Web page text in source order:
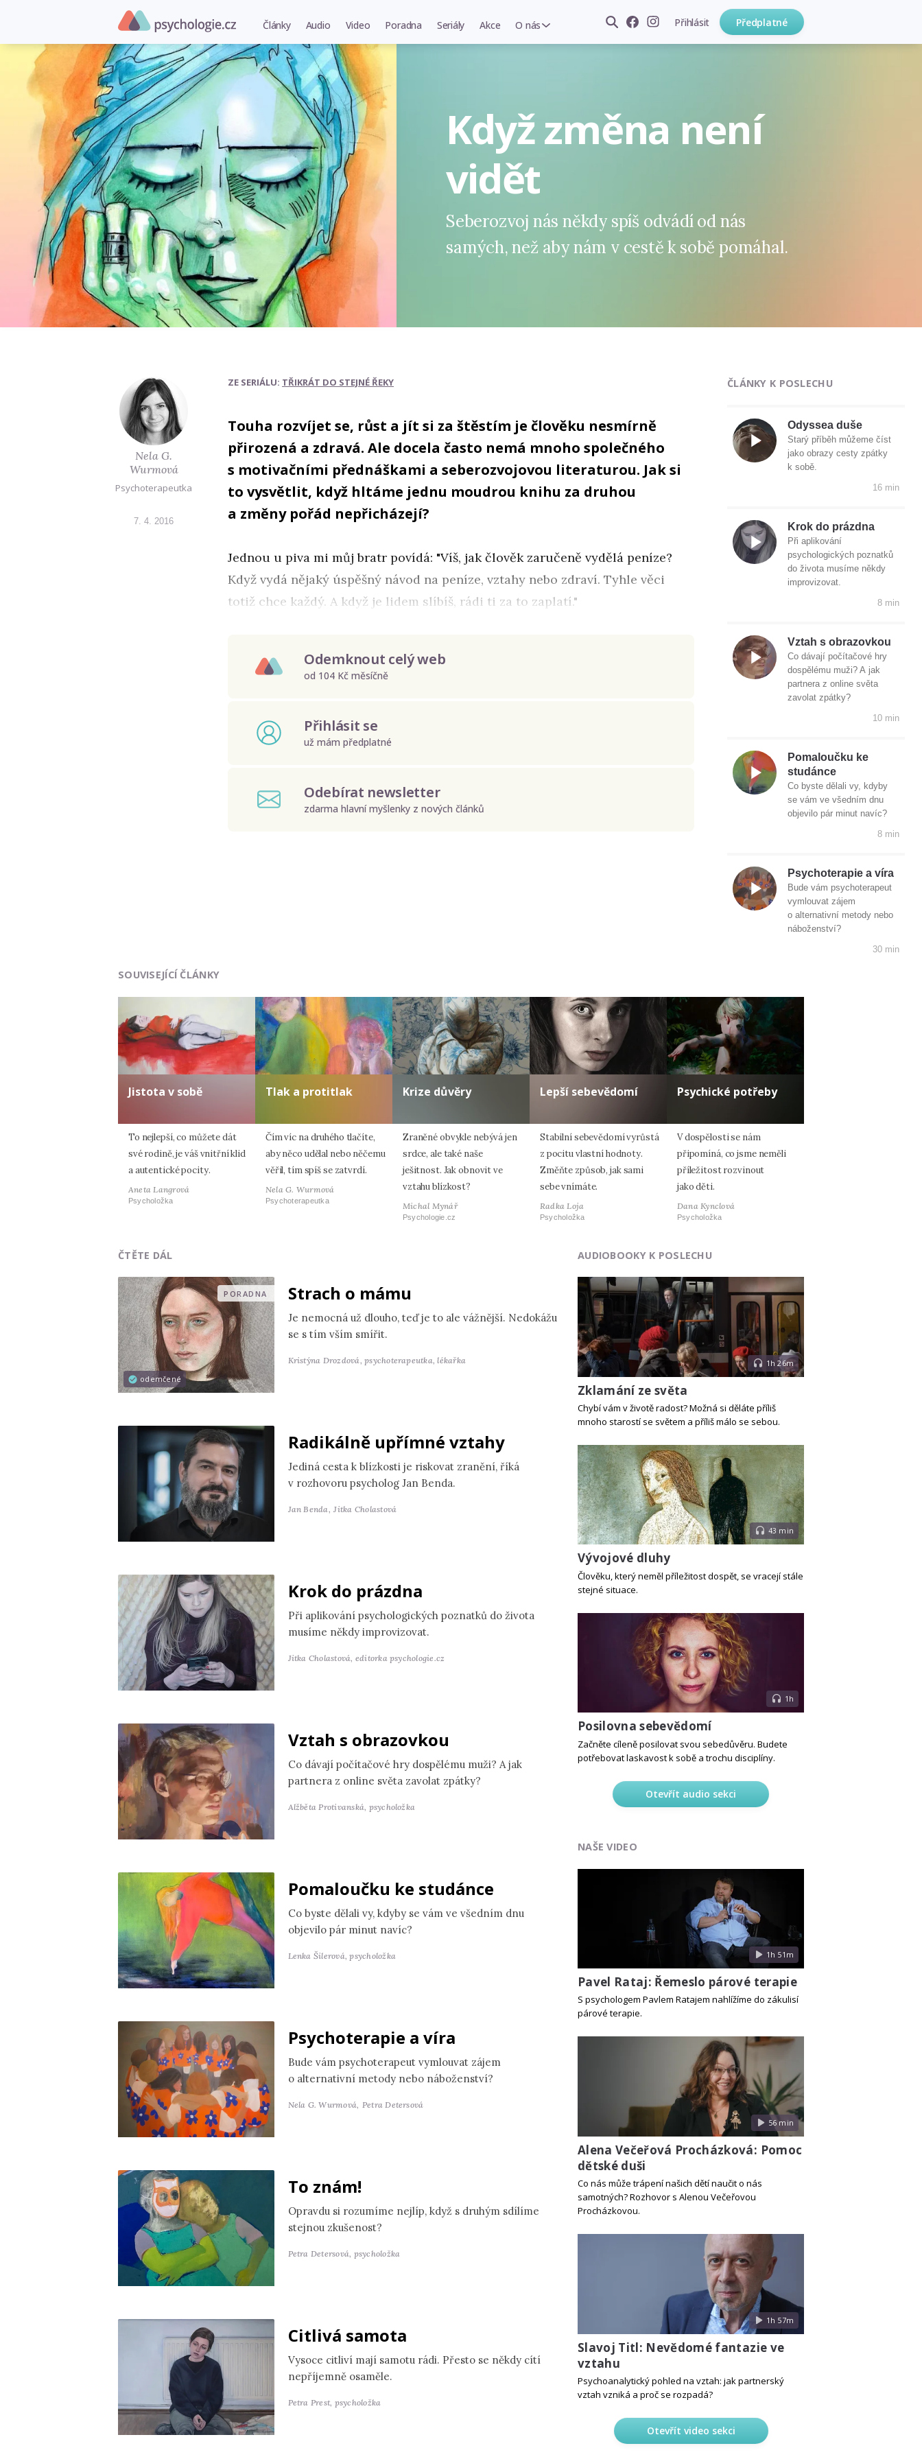
Články Audio Video Poradna Seriály Akce O nás Přihlásit Předplatné
Když změna není
vidět
Seberozvoj nás někdy spíš odvádí od nás
samých, než aby nám v cestě k sobě pomáhal.
Nela G.
Wurmová
Psychoterapeutka
7. 4. 2016
ZE SERIÁLU: TŘIKRÁT DO STEJNÉ ŘEKY
Touha rozvíjet se, růst a jít si za štěstím je člověku nesmírně
přirozená a zdravá. Ale docela často nemá mnoho společného
s motivačními přednáškami a seberozvojovou literaturou. Jak si
to vysvětlit, když hltáme jednu moudrou knihu za druhou
a změny pořád nepřicházejí?
Jednou u piva mi můj bratr povídá: "Víš, jak člověk zaručeně vydělá peníze?
Když vydá nějaký úspěšný návod na peníze, vztahy nebo zdraví. Tyhle věci
totiž chce každý. A když je lidem slíbíš, rádi ti za to zaplatí."
Odemknout celý web
od 104 Kč měsíčně
Přihlásit se
už mám předplatné
Odebírat newsletter
zdarma hlavní myšlenky z nových článků
ČLÁNKY K POSLECHU
Odyssea duše
Starý příběh můžeme číst
jako obrazy cesty zpátky
k sobě.
16 min
Krok do prázdna
Při aplikování
psychologických poznatků
do života musíme někdy
improvizovat.
8 min
Vztah s obrazovkou
Co dávají počítačové hry
dospělému muži? A jak
partnera z online světa
zavolat zpátky?
10 min
Pomaloučku ke
studánce
Co byste dělali vy, kdyby
se vám ve všedním dnu
objevilo pár minut navíc?
8 min
Psychoterapie a víra
Bude vám psychoterapeut
vymlouvat zájem
o alternativní metody nebo
náboženství?
30 min
SOUVISEJÍCÍ ČLÁNKY
Jistota v sobě
To nejlepší, co můžete dát
své rodině, je váš vnitřní klid
a autentické pocity.
Aneta Langrová
Psycholožka
Tlak a protitlak
Čím víc na druhého tlačíte,
aby něco udělal nebo něčemu
věřil, tím spíš se zatvrdí.
Nela G. Wurmová
Psychoterapeutka
Krize důvěry
Zraněné obvykle nebývá jen
srdce, ale také naše
ješitnost. Jak obnovit ve
vztahu blízkost?
Michal Mynář
Psychologie.cz
Lepší sebevědomí
Stabilní sebevědomí vyrůstá
z pocitu vlastní hodnoty.
Změňte způsob, jak sami
sebe vnímáte.
Radka Loja
Psycholožka
Psychické potřeby
V dospělosti se nám
připomíná, co jsme neměli
příležitost rozvinout
jako děti.
Dana Kynclová
Psycholožka
ČTĚTE DÁL
odemčené
PORADNA Strach o mámu
Je nemocná už dlouho, teď je to ale vážnější. Nedokážu
se s tím vším smířit.
Kristýna Drozdová,psychoterapeutka, lékařka
Radikálně upřímné vztahy
Jediná cesta k blízkosti je riskovat zranění, říká
v rozhovoru psycholog Jan Benda.
Jan Benda, Jitka Cholastová
Krok do prázdna
Při aplikování psychologických poznatků do života
musíme někdy improvizovat.
Jitka Cholastová, editorka psychologie.cz
Vztah s obrazovkou
Co dávají počítačové hry dospělému muži? A jak
partnera z online světa zavolat zpátky?
Alžběta Protivanská, psycholožka
Pomaloučku ke studánce
Co byste dělali vy, kdyby se vám ve všedním dnu
objevilo pár minut navíc?
Lenka Šilerová,psycholožka
Psychoterapie a víra
Bude vám psychoterapeut vymlouvat zájem
o alternativní metody nebo náboženství?
Nela G. Wurmová, Petra Detersová
To znám!
Opravdu si rozumíme nejlíp, když s druhým sdílíme
stejnou zkušenost?
Petra Detersová, psycholožka
Citlivá samota
Vysoce citliví mají samotu rádi. Přesto se někdy cítí
nepříjemně osaměle.
Petra Prest, psycholožka
AUDIOBOOKY K POSLECHU
1h 26m
Zklamání ze světa
Chybí vám v životě radost? Možná si děláte příliš
mnoho starostí se světem a příliš málo se sebou.
43 min
Vývojové dluhy
Člověku, který neměl příležitost dospět, se vracejí stále
stejné situace.
1h
Posilovna sebevědomí
Začněte cíleně posilovat svou sebedůvěru. Budete
potřebovat laskavost k sobě a trochu disciplíny.
Otevřít audio sekci
NAŠE VIDEO
1h 51m
Pavel Rataj: Řemeslo párové terapie
S psychologem Pavlem Ratajem nahlížíme do zákulisí
párové terapie.
56 min
Alena Večeřová Procházková: Pomoc
dětské duši
Co nás může trápení našich dětí naučit o nás
samotných? Rozhovor s Alenou Večeřovou
Procházkovou.
1h 57m
Slavoj Titl: Nevědomé fantazie ve
vztahu
Psychoanalytický pohled na vztah: jak partnerský
vztah vzniká a proč se rozpadá?
Otevřít video sekci